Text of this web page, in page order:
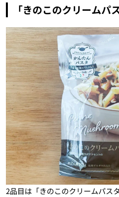
「きのこのクリームパ
2品目は「きのこのクリームパス